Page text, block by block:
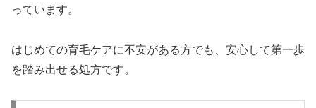
っています。
はじめての育毛ケアに不安がある方でも、安心して第一歩
を踏み出せる処方です。